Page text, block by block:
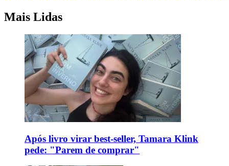
Mais Lidas
Após livro virar best-seller, Tamara Klink
pede: "Parem de comprar"